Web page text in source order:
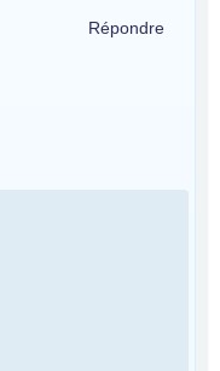
Répondre